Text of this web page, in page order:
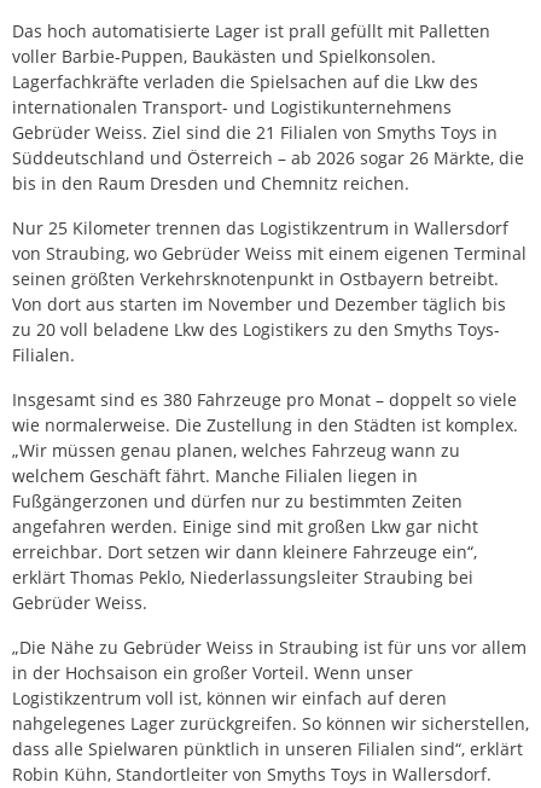
Das hoch automatisierte Lager ist prall gefüllt mit Palletten
voller Barbie-Puppen, Baukästen und Spielkonsolen.
Lagerfachkräfte verladen die Spielsachen auf die Lkw des
internationalen Transport- und Logistikunternehmens
Gebrüder Weiss. Ziel sind die 21 Filialen von Smyths Toys in
Süddeutschland und Österreich – ab 2026 sogar 26 Märkte, die
bis in den Raum Dresden und Chemnitz reichen.
Nur 25 Kilometer trennen das Logistikzentrum in Wallersdorf
von Straubing, wo Gebrüder Weiss mit einem eigenen Terminal
seinen größten Verkehrsknotenpunkt in Ostbayern betreibt.
Von dort aus starten im November und Dezember täglich bis
zu 20 voll beladene Lkw des Logistikers zu den Smyths Toys-
Filialen.
Insgesamt sind es 380 Fahrzeuge pro Monat – doppelt so viele
wie normalerweise. Die Zustellung in den Städten ist komplex.
„Wir müssen genau planen, welches Fahrzeug wann zu
welchem Geschäft fährt. Manche Filialen liegen in
Fußgängerzonen und dürfen nur zu bestimmten Zeiten
angefahren werden. Einige sind mit großen Lkw gar nicht
erreichbar. Dort setzen wir dann kleinere Fahrzeuge ein“,
erklärt Thomas Peklo, Niederlassungsleiter Straubing bei
Gebrüder Weiss.
„Die Nähe zu Gebrüder Weiss in Straubing ist für uns vor allem
in der Hochsaison ein großer Vorteil. Wenn unser
Logistikzentrum voll ist, können wir einfach auf deren
nahgelegenes Lager zurückgreifen. So können wir sicherstellen,
dass alle Spielwaren pünktlich in unseren Filialen sind“, erklärt
Robin Kühn, Standortleiter von Smyths Toys in Wallersdorf.